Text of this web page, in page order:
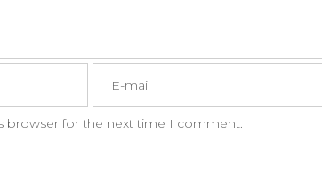
browser for the next time I comment.